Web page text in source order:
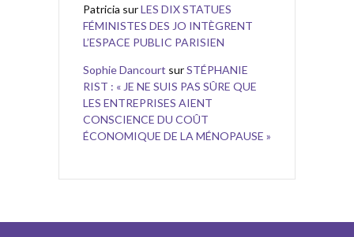
Patricia surLES DIX STATUES
FÉMINISTES DES JO INTÈGRENT
L’ESPACE PUBLIC PARISIEN
Sophie Dancourt surSTÉPHANIE
RIST : « JE NE SUIS PAS SÛRE QUE
LES ENTREPRISES AIENT
CONSCIENCE DU COÛT
ÉCONOMIQUE DE LA MÉNOPAUSE »